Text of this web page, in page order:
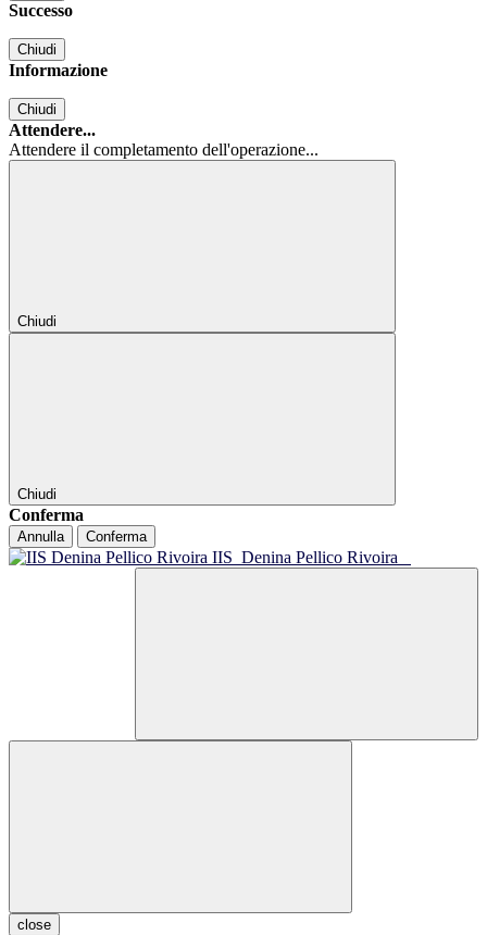
Successo
Chiudi
Informazione
Chiudi
Attendere...
Attendere il completamento dell'operazione...
Chiudi
Chiudi
Conferma
Annulla Conferma
IIS Denina Pellico Rivoira
close